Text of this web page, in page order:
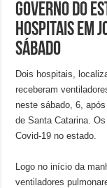
Governo do
hospitais em
sábado
Dois hospitais,
receberam
neste sábado, 6,
de Santa Catarina.
Covid-19 no estado.
Logo no início da
ventiladores